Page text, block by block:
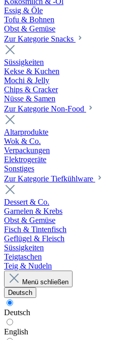
Essig & Öle
Tofu & Bohnen
Obst & Gemüse
Zur Kategorie Snacks
Süssigkeiten
Kekse & Kuchen
Mochi & Jelly
Chips & Cracker
Nüsse & Samen
Zur Kategorie Non-Food
Altarprodukte
Wok & Co.
Verpackungen
Elektrogeräte
Sonstiges
Zur Kategorie Tiefkühlware
Dessert & Co.
Garnelen & Krebs
Obst & Gemüse
Fisch & Tintenfisch
Geflügel & Fleisch
Süssigkeiten
Teigtaschen
Teig & Nudeln
Menü schließen
Deutsch
Deutsch
English